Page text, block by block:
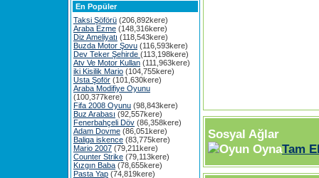
En Popüler
Taksi Şöförü (206,892kere)
Araba Ezme (148,316kere)
Diz Ameliyatı (118,543kere)
Buzda Motor Şovu (116,593kere)
Dev Teker Şehirde (113,198kere)
Atv Ve Motor Kullan (111,963kere)
iki Kisilik Mario (104,755kere)
Usta Şoför (101,630kere)
Araba Modifiye Oyunu
(100,377kere)
Fifa 2008 Oyunu (98,843kere)
Buz Arabası (92,557kere)
Fenerbahçeli Döv (86,358kere)
Adam Dovme (86,051kere)
Baliga iskence (83,775kere)
Mario 2007 (79,211kere)
Counter Strike (79,113kere)
Kızgın Baba (78,655kere)
Pasta Yap (74,819kere)
Sosyal Ağlar
Tam